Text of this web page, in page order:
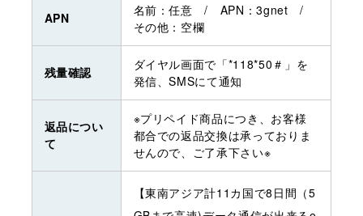
APN
名前：任意 / APN：3gnet /
その他：空欄
残量確認
ダイヤル画面で「*118*50＃」を
発信、SMSにて通知
返品につい
て
※プリペイド商品につき、お客様
都合での返品交換は承っておりま
せんので、ご了承下さい※
【東南アジア計11カ国で8日間（5